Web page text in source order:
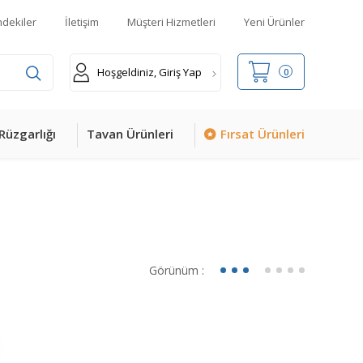
İletişim Müşteri Hizmetleri Yeni Ürünler
0
Hoşgeldiniz, Giriş Yap
Tavan Ürünleri Fırsat Ürünleri
Görünüm :